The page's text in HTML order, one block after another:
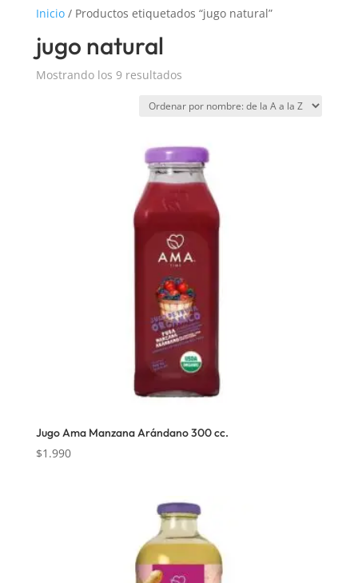
Inicio/ Productos etiquetados “jugo natural”
jugo natural
Mostrando los 9 resultados
Jugo Ama Manzana Arándano 300 cc.
$1.990